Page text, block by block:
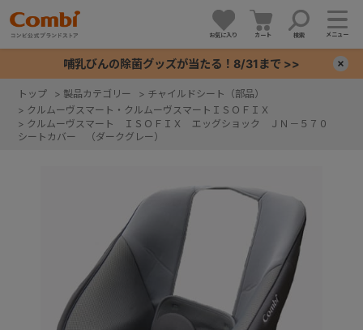
お気に入り カート 検索 メニュー
哺乳びんの除菌グッズが当たる！8/31まで >>
トップ > 製品カテゴリー > チャイルドシート（部品）
> クルムーヴスマート・クルムーヴスマートＩＳＯＦＩＸ
> クルムーヴスマート ＩＳＯＦＩＸ エッグショック ＪＮ－５７０
シートカバー （ダークグレー）